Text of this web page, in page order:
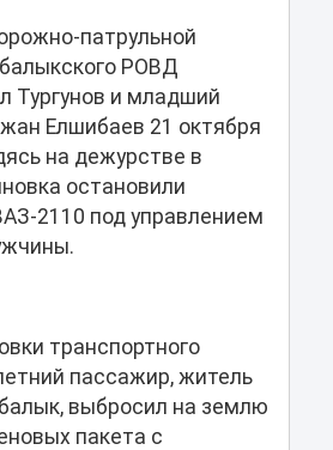
патрульной
РОВД
Тургунов и младший
Елшибаев 21 октября
на дежурстве в
остановили
2110 под управлением
транспортного
пассажир, житель
выбросил на землю
пакета с